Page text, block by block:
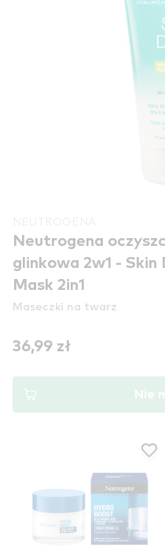
Neutrogena
glinkowa 2w1 -
Mask 2in1
Maseczki na twarz
36,99 zł
Nie